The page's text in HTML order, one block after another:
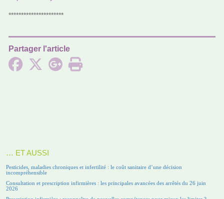
**********************
Partager l'article
… ET AUSSI
Pesticides, maladies chroniques et infertilité : le coût sanitaire d’une décision
incompréhensible
Consultation et prescription infirmières : les principales avancées des arrêtés du 26 juin
2026